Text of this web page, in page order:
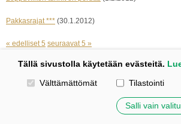
Pakkasrajat *** (30.1.2012)
« edelliset 5 seuraavat 5 »
Tehty Yhdistysavaimella |Evästeet
Tällä sivustolla käytetään evästeitä.
Valitse käytettävät evästeet
Välttämättömät Tilastointi
Salli vain